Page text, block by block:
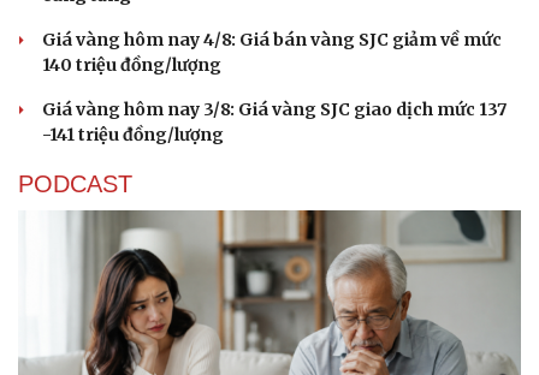
Giá vàng hôm nay 4/8: Giá bán vàng SJC giảm về mức
140 triệu đồng/lượng
Giá vàng hôm nay 3/8: Giá vàng SJC giao dịch mức 137
-141 triệu đồng/lượng
PODCAST